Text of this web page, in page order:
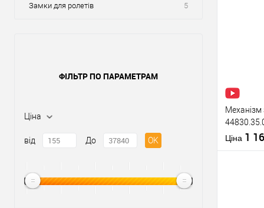
Замки для ролетів 5
ФІЛЬТР ПО ПАРАМЕТРАМ
Ціна
від До OK
У
Виробник
Тип товару
Матеріал
Країна
Механізм
22 мм)
Ціна 1